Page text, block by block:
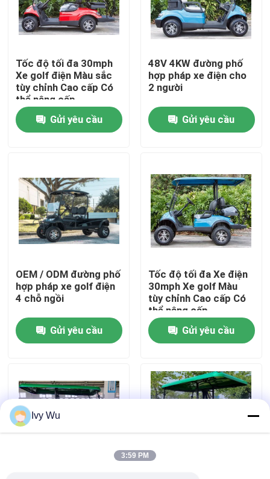
Nhà
Về chúng tôi
Tham quan nhà máy
Kiểm soát chất lượng
Liên hệ chúng tôi
Gương bên xe gôn
Vỏ bánh xe Golf Cart
Tốc độ tối đa 30mph
Xe golf điện Màu sắc
tùy chỉnh Cao cấp Có
thể nâng cấp
Gửi yêu cầu
48V 4KW đường phố
hợp pháp xe điện cho
2 người
Gửi yêu cầu
OEM / ODM đường phố
hợp pháp xe golf điện
4 chỗ ngồi
Gửi yêu cầu
Tốc độ tối đa Xe điện
30mph Xe golf Màu
tùy chỉnh Cao cấp Có
thể nâng cấp
Gửi yêu cầu
Ivy Wu
3:59 PM